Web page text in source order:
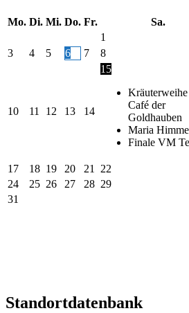
Mo. Di. Mi. Do. Fr. Sa.
1
3
4 5 6 7 8
10 11 12 13 14
15
Café der
Goldhauben
Maria
Finale VM
17 18 19 20 21 22
24
25 26 27 28 29
31
Standortdatenbank